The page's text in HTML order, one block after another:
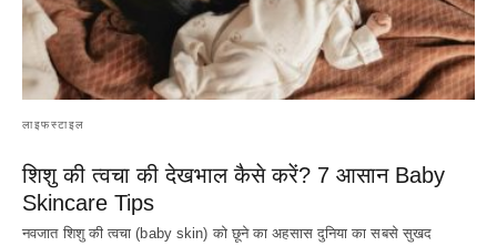
लाइफस्टाइल
शिशु की त्वचा की देखभाल कैसे करें? 7 आसान Baby
Skincare Tips
नवजात शिशु की त्वचा (baby skin) को छूने का अहसास दुनिया का सबसे सुखद